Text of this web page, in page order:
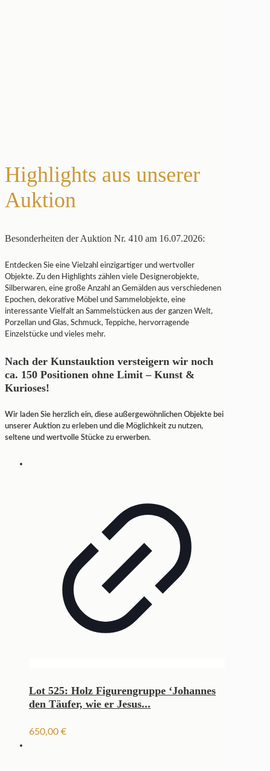
Highlights aus unserer
Auktion
Besonderheiten der Auktion Nr. 410 am 16.07.2026:
Entdecken Sie eine Vielzahl einzigartiger und wertvoller
Objekte. Zu den Highlights zählen viele Designerobjekte,
Silberwaren, eine große Anzahl an Gemälden aus verschiedenen
Epochen, dekorative Möbel und Sammelobjekte, eine
interessante Vielfalt an Sammelstücken aus der ganzen Welt,
Porzellan und Glas, Schmuck, Teppiche, hervorragende
Einzelstücke und vieles mehr.
Nach der Kunstauktion versteigern wir noch
ca. 150 Positionen ohne Limit – Kunst &
Kurioses!
Wir laden Sie herzlich ein, diese außergewöhnlichen Objekte bei
unserer Auktion zu erleben und die Möglichkeit zu nutzen,
seltene und wertvolle Stücke zu erwerben.
Lot 525: Holz Figurengruppe ‘Johannes
den Täufer, wie er Jesus...
650,00 €